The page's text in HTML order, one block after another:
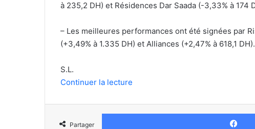
à 235,2 DH) et Résidences Dar Saada (-3,33% à 174
– Les meilleures performances ont été signées par
(+3,49% à 1.335 DH) et Alliances (+2,47% à 618,1 DH).
S.L.
Continuer la lecture
Partager